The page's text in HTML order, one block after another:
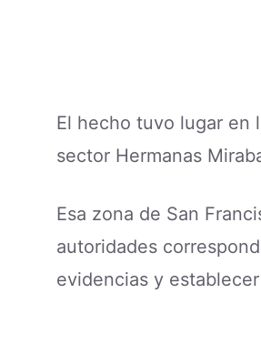
El hecho tuvo lugar en
sector Hermanas
Esa zona de San
autoridades
evidencias y